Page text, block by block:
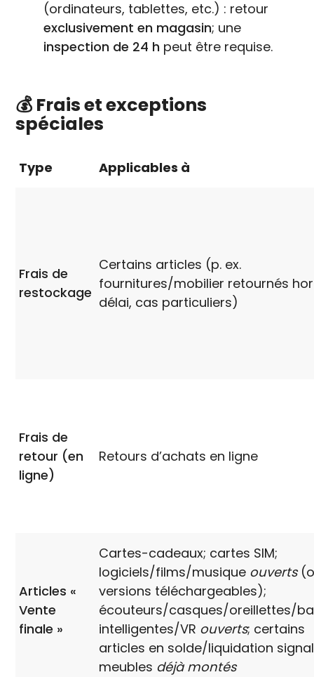
(ordinateurs, tablettes, etc.) : retour
exclusivement en magasin; une
inspection de 24 h peut être requise.
💰 Frais et exceptions
spéciales
Type Applicables à
Frais de
restockage
Certains articles (p. ex.
fournitures/mobilier retournés
délai, cas particuliers)
Frais de
retour (en
ligne)
Retours d’achats en ligne
Articles «
Vente
finale »
Cartes-cadeaux; cartes SIM;
logiciels/films/musique ouverts
versions téléchargeables);
écouteurs/casques/oreillettes/
intelligentes/VR ouverts; certains
articles en solde/liquidation
meubles déjà montés